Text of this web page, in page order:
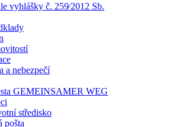
vyhlášky č. 259⁄2012 Sb.
a nebezpečí
GEMEINSAMER WEG
středisko
pošta